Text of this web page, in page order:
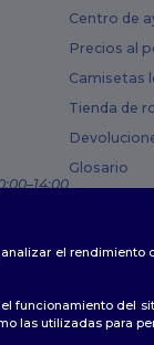
Centro de
Precios al
Camisetas
Tienda de
Glosario
el
funcionamiento del
las utilizadas para